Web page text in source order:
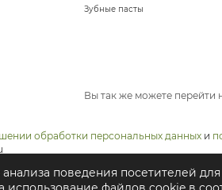
Зубные пасты
Вы так же можете перейти
обработки персональных данных и
поведения посетителей